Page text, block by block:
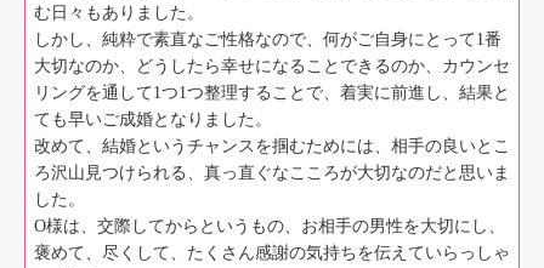
む日々もありました。
しかし、純粋で素直なご性格なので、何がご自身にとって1番
大切なのか、どうしたら幸せになることできるのか、カウンセ
リングを通して1つ1つ整理することで、着実に前進し、結果と
ても早いご成婚となりました。
改めて、結婚というチャンスを掴むためには、相手の良いとこ
ろ沢山見つけられる、真っ直ぐなこころが大切なのだと思いま
した。
O様は、交際してからというもの、お相手の男性を大切にし、
褒めて、尽くして、たくさん感謝の気持ちを伝えていらっしゃ